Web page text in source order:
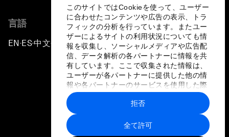
このサイトではCookieを使って、ユーザー
に合わせたコンテンツや広告の表示、トラ
フィックの分析を行っています。またユー
ザーによるサイトの利用状況についても情
報を収集し、ソーシャルメディアや広告配
信、データ解析の各パートナーに情報を共
有しています。ここで収集された情報は、
ユーザーが各パートナーに提供した他の情
報や各パートナーのサービスを使用した際
に収集された情報と組み合わされ、各パー
トナーによって使用されることがありま
す。
全て許可
拒否
言語
EN ▪ ES▪中文▪ 日本語
プライバシーポリシーと利用規約
サイトマップ